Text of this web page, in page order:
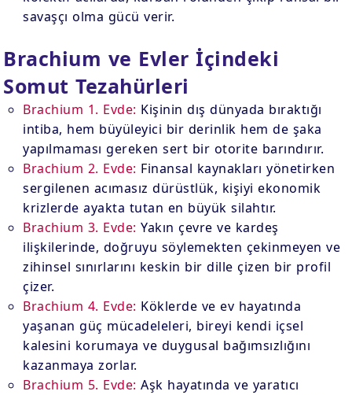
savaşçı olma gücü verir.
Brachium ve Evler İçindeki
Somut Tezahürleri
Brachium 1. Evde: Kişinin dış dünyada bıraktığı
intiba, hem büyüleyici bir derinlik hem de şaka
yapılmaması gereken sert bir otorite barındırır.
Brachium 2. Evde: Finansal kaynakları yönetirken
sergilenen acımasız dürüstlük, kişiyi ekonomik
krizlerde ayakta tutan en büyük silahtır.
Brachium 3. Evde: Yakın çevre ve kardeş
ilişkilerinde, doğruyu söylemekten çekinmeyen ve
zihinsel sınırlarını keskin bir dille çizen bir profil
çizer.
Brachium 4. Evde: Köklerde ve ev hayatında
yaşanan güç mücadeleleri, bireyi kendi içsel
kalesini korumaya ve duygusal bağımsızlığını
kazanmaya zorlar.
Brachium 5. Evde: Aşk hayatında ve yaratıcı